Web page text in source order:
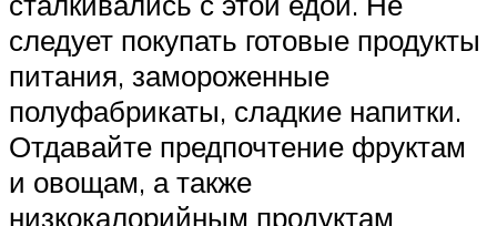
следует покупать готовые продукты
питания, замороженные
полуфабрикаты, сладкие напитки.
Отдавайте предпочтение фруктам
и овощам, а также
низкокалорийным продуктам